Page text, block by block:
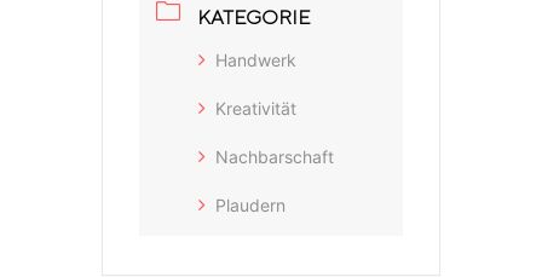
KATEGORIE
Handwerk
Kreativität
Nachbarschaft
Plaudern